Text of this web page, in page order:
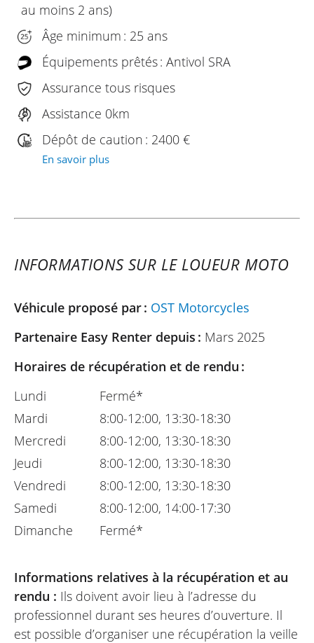
au moins 2 ans)
Âge minimum : 25 ans
Équipements prêtés : Antivol SRA
Assurance tous risques
Assistance 0km
Dépôt de caution : 2400 €
En savoir plus
INFORMATIONS SUR LE LOUEUR MOTO
Véhicule proposé par : OST Motorcycles
Partenaire Easy Renter depuis : Mars 2025
Horaires de récupération et de rendu :
Lundi
Mardi
Mercredi
Jeudi
Vendredi
Samedi
Dimanche
Fermé*
8:00-12:00, 13:30-18:30
8:00-12:00, 13:30-18:30
8:00-12:00, 13:30-18:30
8:00-12:00, 13:30-18:30
8:00-12:00, 14:00-17:30
Fermé*
Informations relatives à la récupération et au
rendu : Ils doivent avoir lieu à l’adresse du
professionnel durant ses heures d’ouverture. Il
est possible d’organiser une récupération la veille